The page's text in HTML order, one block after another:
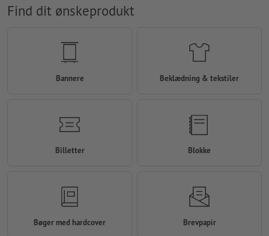
Find dit ønskeprodukt
Bannere Beklædning & tekstiler
Billetter Blokke
Bøger med hardcover Brevpapir